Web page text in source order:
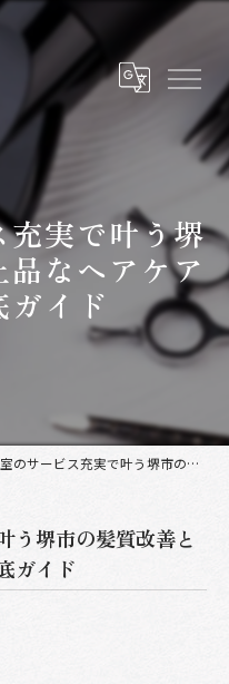
充実で叶う堺
なヘアケア
イド
ビス充実で叶う堺市の髪質改善と上品なヘアケア体験を徹底ガイド
う堺市の髪質改善と
ガイド